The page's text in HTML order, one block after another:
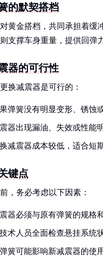
的默契搭档
黄金搭档，共同承担着缓
支撑车身重量，提供回弹
器的可行性
换减震器是可行的：
弹簧没有明显变形、锈蚀
震器出现漏油、失效或性能
换减震器成本较低，适合短
键点
，务必考虑以下因素：
震器必须与原有弹簧的规格
术人员全面检查悬挂系统
弹簧可能影响新减震器的使